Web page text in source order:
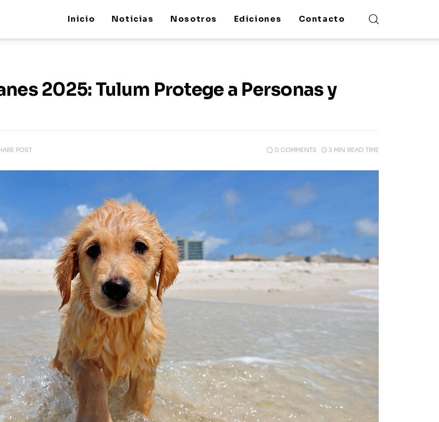
Inicio Noticias Nosotros Ediciones Contacto
2025: Tulum Protege a Personas y
POST 0 COMMENTS 3 MIN READ TIME